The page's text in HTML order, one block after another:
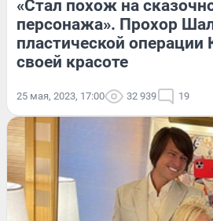
«Стал похож на
персонажа». Прохор
пластической операции
своей красоте
25 мая, 2023, 17:00 32 939 19